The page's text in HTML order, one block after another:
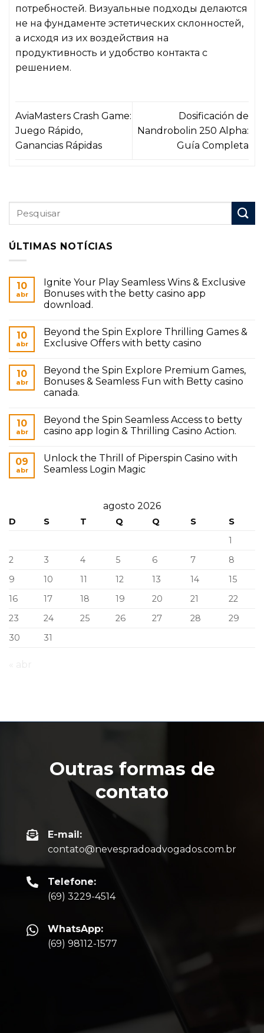
потребностей. Визуальные подходы делаются
не на фундаменте эстетических склонностей,
а исходя из их воздействия на
продуктивность и удобство контакта с
решением.
AviaMasters Crash Game:
Juego Rápido,
Ganancias Rápidas
Dosificación de
Nandrobolin 250 Alpha:
Guía Completa
ÚLTIMAS NOTÍCIAS
10
abr
Ignite Your Play Seamless Wins & Exclusive
Bonuses with the betty casino app
download.
10
abr
Beyond the Spin Explore Thrilling Games &
Exclusive Offers with betty casino
10
abr
Beyond the Spin Explore Premium Games,
Bonuses & Seamless Fun with Betty casino
canada.
10
abr
Beyond the Spin Seamless Access to betty
casino app login & Thrilling Casino Action.
09
abr
Unlock the Thrill of Piperspin Casino with
Seamless Login Magic
agosto 2026
D S T Q Q S
S
1
2
3 4 5 6 7
8
9
10 11 12 13 14
15
16
17 18 19 20 21
22
23
24 25 26 27 28
29
30
31
Outras formas de
contato
E-mail:
contato@nevespradoadvogados.com.br
Telefone:
(69) 3229-4514
WhatsApp:
(69) 98112-1577